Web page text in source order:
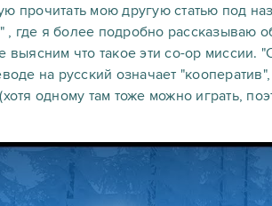
прочитать мою другую статью под
, где я более подробно рассказываю
выясним что такое эти co-op миссии.
на русский означает
одному там тоже можно играть,